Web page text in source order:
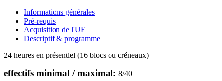
Informations générales
Pré-requis
Acquisition de l'UE
Descriptif & programme
24 heures en présentiel (16 blocs ou créneaux)
effectifs minimal / maximal: 8/40